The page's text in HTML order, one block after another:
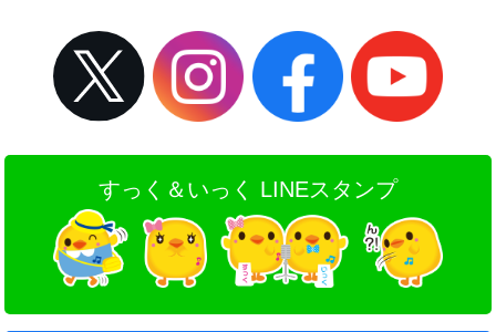
すっく＆いっく LINEスタンプ